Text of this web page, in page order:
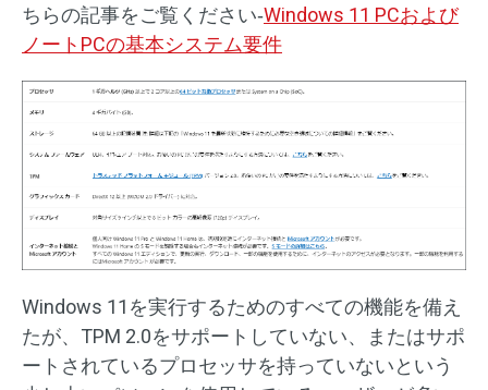
ちらの記事をご覧ください‐Windows 11 PCおよび
ノートPCの基本システム要件
Windows 11を実行するためのすべての機能を備え
たが、TPM 2.0をサポートしていない、またはサポ
ートされているプロセッサを持っていないという